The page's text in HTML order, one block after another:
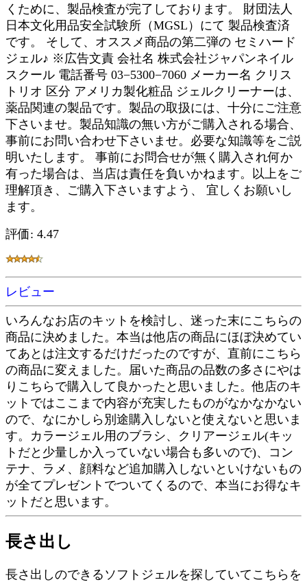
くために、製品検査が完了しております。 財団法人
日本文化用品安全試験所（MGSL）にて 製品検査済
です。 そして、オススメ商品の第二弾の セミハード
ジェル♪ ※広告文責 会社名 株式会社ジャパンネイル
スクール 電話番号 03−5300−7060 メーカー名 クリス
トリオ 区分 アメリカ製化粧品 ジェルクリーナーは、
薬品関連の製品です。製品の取扱には、十分にご注意
下さいませ。製品知識の無い方がご購入される場合、
事前にお問い合わせ下さいませ。必要な知識等をご説
明いたします。 事前にお問合せが無く購入され何か
有った場合は、当店は責任を負いかねます。以上をご
理解頂き、ご購入下さいますよう、 宜しくお願いし
ます。
評価: 4.47
レビュー
いろんなお店のキットを検討し、迷った末にこちらの
商品に決めました。本当は他店の商品にほぼ決めてい
てあとは注文するだけだったのですが、直前にこちら
の商品に変えました。届いた商品の品数の多さにやは
りこちらで購入して良かったと思いました。他店のキ
ットではここまで内容が充実したものがなかなかない
ので、なにかしら別途購入しないと使えないと思いま
す。カラージェル用のブラシ、クリアージェル(キッ
トだと少量しか入っていない場合も多いので)、コン
テナ、ラメ、顔料など追加購入しないといけないもの
が全てプレゼントでついてくるので、本当にお得なキ
ットだと思います。
長さ出し
長さ出しのできるソフトジェルを探していてこちらを